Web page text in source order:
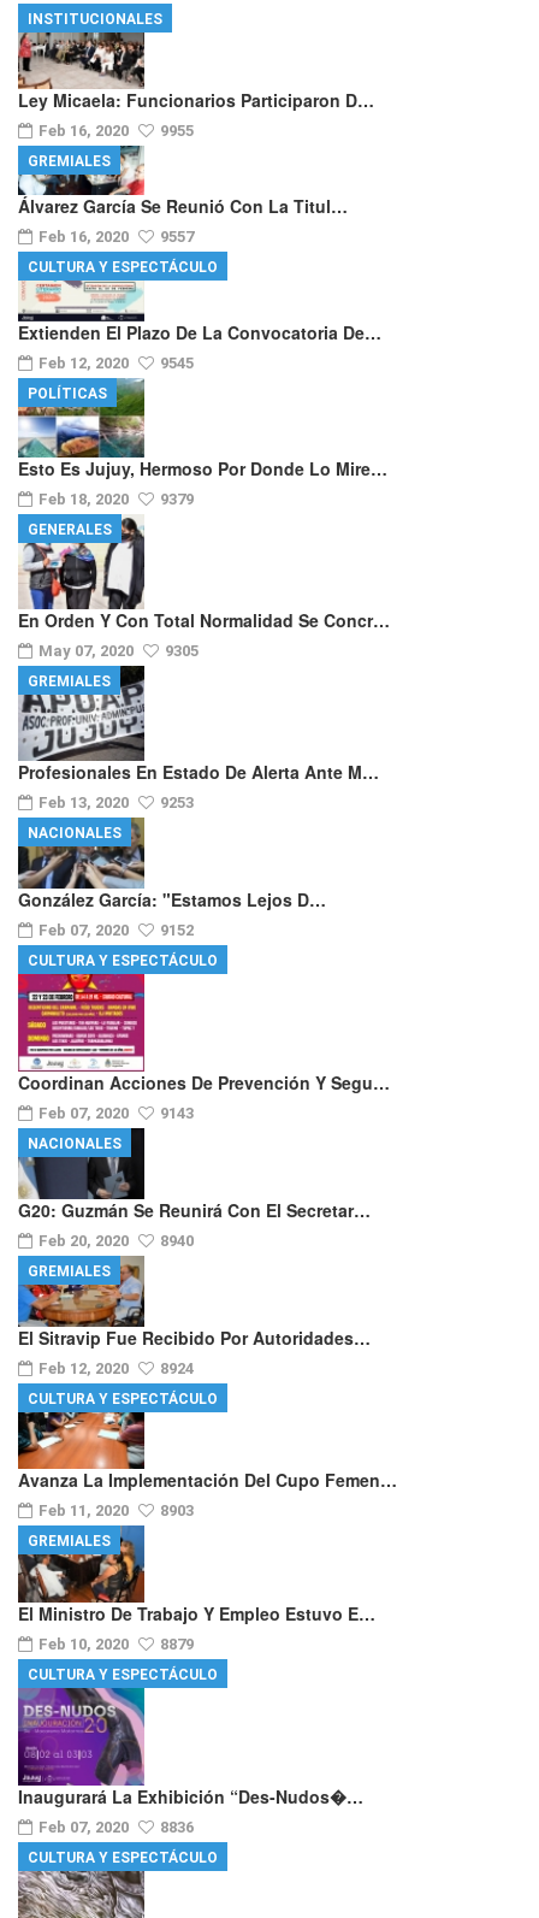
Ley Micaela: Funcionarios Participaron D…
Feb 16, 2020 9955
INSTITUCIONALES
Álvarez García Se Reunió Con La Titul…
Feb 16, 2020 9557
GREMIALES
Extienden El Plazo De La Convocatoria De…
Feb 12, 2020 9545
CULTURA Y ESPECTÁCULO
Esto Es Jujuy, Hermoso Por Donde Lo Mire…
Feb 18, 2020 9379
POLÍTICAS
En Orden Y Con Total Normalidad Se Concr…
May 07, 2020 9305
GENERALES
Profesionales En Estado De Alerta Ante M…
Feb 13, 2020 9253
GREMIALES
González García: "Estamos Lejos D…
Feb 07, 2020 9152
NACIONALES
Coordinan Acciones De Prevención Y Segu…
Feb 07, 2020 9143
CULTURA Y ESPECTÁCULO
G20: Guzmán Se Reunirá Con El Secretar…
Feb 20, 2020 8940
NACIONALES
El Sitravip Fue Recibido Por Autoridades…
Feb 12, 2020 8924
GREMIALES
Avanza La Implementación Del Cupo Femen…
Feb 11, 2020 8903
CULTURA Y ESPECTÁCULO
El Ministro De Trabajo Y Empleo Estuvo E…
Feb 10, 2020 8879
GREMIALES
Inaugurará La Exhibición “Des-Nudos�…
Feb 07, 2020 8836
CULTURA Y ESPECTÁCULO
CULTURA Y ESPECTÁCULO